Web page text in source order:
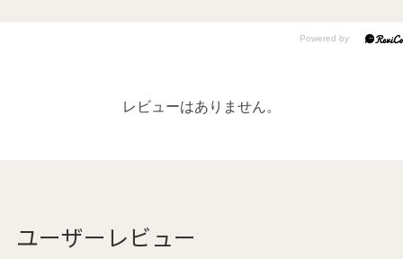
レビューはありません。
ユーザーレビュー